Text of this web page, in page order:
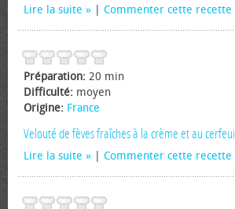
Lire la suite Commenter cette recette
Préparation: 20 min
Difficulté: moyen
Origine: France
Velouté de fèves fraîches à la crème et au cerfeuil
Lire la suite Commenter cette recette